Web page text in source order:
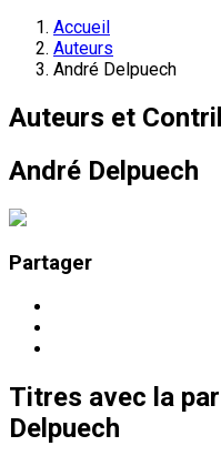
Accueil
Auteurs
André Delpuech
Auteurs et
André Delpuech
Partager
Titres avec la
Delpuech